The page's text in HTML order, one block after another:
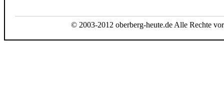
© 2003-2012 oberberg-heute.de Alle Rechte